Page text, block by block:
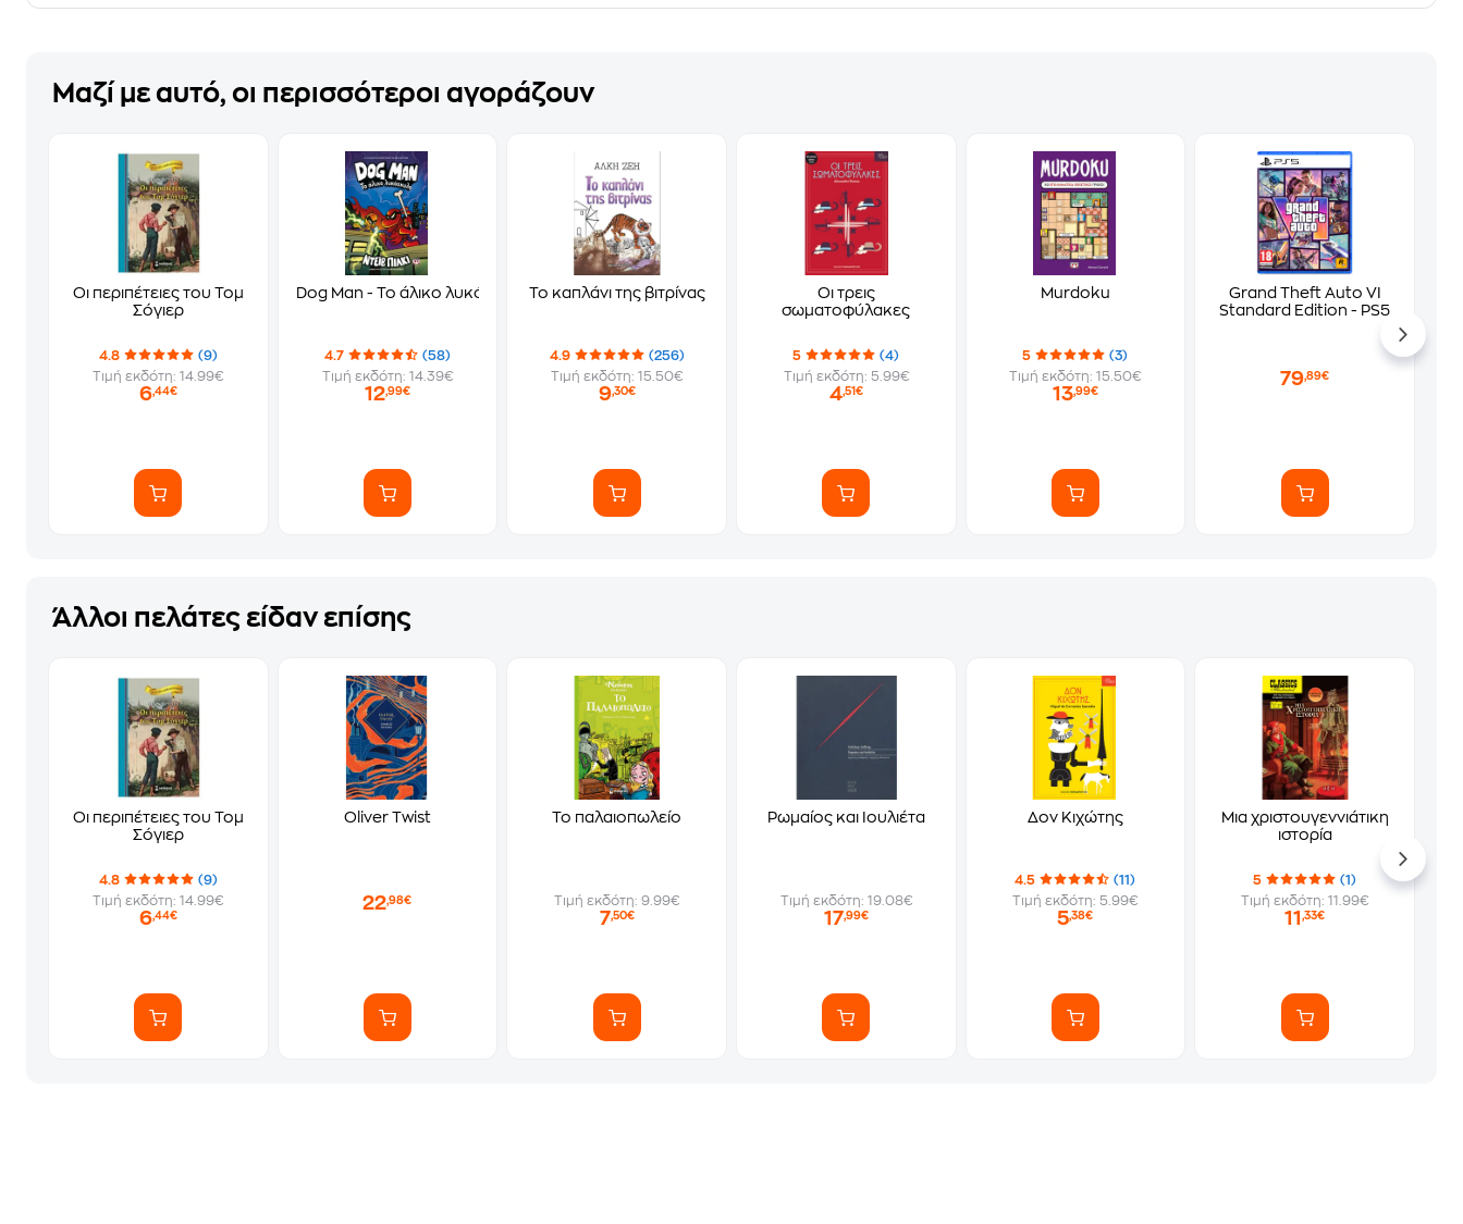
Μαζί με αυτό, οι περισσότεροι αγοράζουν
Οι περιπέτειες του Τομ
Σόγιερ
4.8
(9)
Τιμή εκδότη: 14.99€
6,44€
Dog Man - Το άλικο λυκόσκυλο
4.7
(58)
Τιμή εκδότη: 14.39€
12,99€
Το καπλάνι της βιτρίνας
4.9
(256)
Τιμή εκδότη: 15.50€
9,30€
Οι τρεις
σωματοφύλακες
5
(4)
Τιμή εκδότη: 5.99€
4,51€
Murdoku
5
(3)
Τιμή εκδότη: 15.50€
13,99€
Grand Theft Auto VI
Standard Edition - PS5
79,89€
Άλλοι πελάτες είδαν επίσης
Οι περιπέτειες του Τομ
Σόγιερ
4.8
(9)
Τιμή εκδότη: 14.99€
6,44€
Oliver Twist
22,98€
Το παλαιοπωλείο
Τιμή εκδότη: 9.99€
7,50€
Ρωμαίος και Ιουλιέτα
Τιμή εκδότη: 19.08€
17,99€
Δον Κιχώτης
4.5
(11)
Τιμή εκδότη: 5.99€
5,38€
Μια χριστουγεννιάτικη
ιστορία
5
(1)
Τιμή εκδότη: 11.99€
11,33€